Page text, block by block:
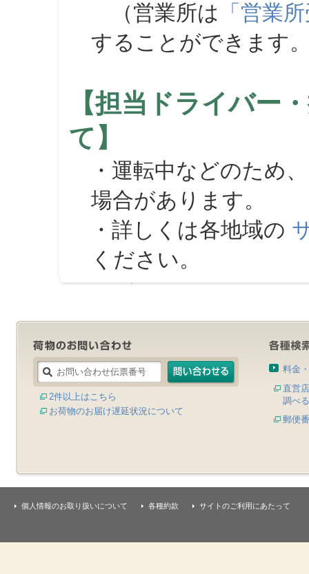
（営業所は 「営業
することができます
【担当ドライバー
て】
・運転中などのため
場合があります。
・詳しくは各地域の
ください。
2件以上はこちら
お荷物のお届け遅延状況について
料金
直営
調べる
郵便
個人情報のお取り扱いについて 各種約款 サイトのご利用にあたって